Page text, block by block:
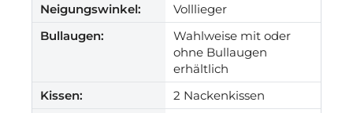
Neigungswinkel:
Volllieger
Bullaugen:
Wahlweise mit oder
ohne Bullaugen
erhältlich
Kissen:
2 Nackenkissen